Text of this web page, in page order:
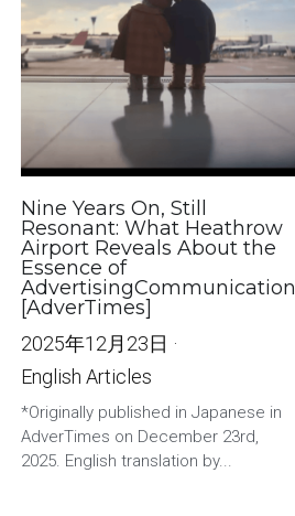
Nine Years On, Still
Resonant: What Heathrow
Airport Reveals About the
Essence of
AdvertisingCommunication
[AdverTimes]
2025年12月23日 ·
English Articles
*Originally published in Japanese in
AdverTimes on December 23rd,
2025. English translation by...